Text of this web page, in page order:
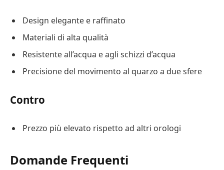
Design elegante e raffinato
Materiali di alta qualità
Resistente all’acqua e agli schizzi d’acqua
Precisione del movimento al quarzo a due sfere
Contro
Prezzo più elevato rispetto ad altri orologi
Domande Frequenti